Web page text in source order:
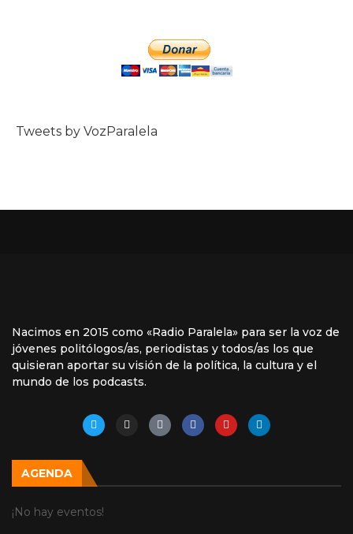
Tweets by VozParalela
Nacimos en 2015 como «Radio Paralela» para ser la voz de
jóvenes politólogos/as, periodistas y todos/as los que
quisieran aportar su visión de la política, la cultura y el
mundo de los podcasts.
AGENDA
¡No hay eventos!